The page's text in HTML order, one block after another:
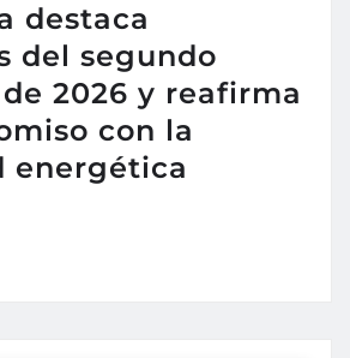
destaca
del segundo
2026 y reafirma
con la
energética